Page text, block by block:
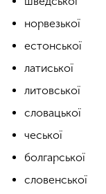
норвезької
естонської
латиської
литовської
словацької
чеської
болгарської
словенської